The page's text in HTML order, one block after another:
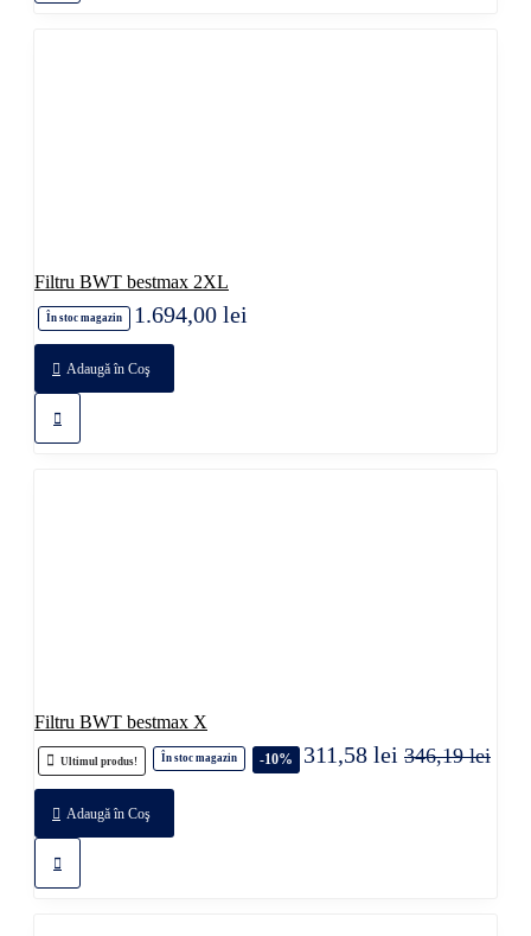
Filtru BWT bestmax 2XL
În stoc magazin 1.694,00 lei
Adaugă în Coş
Filtru BWT bestmax X
Ultimul produs! În stoc magazin -10% 311,58 lei 346,19 lei
Adaugă în Coş